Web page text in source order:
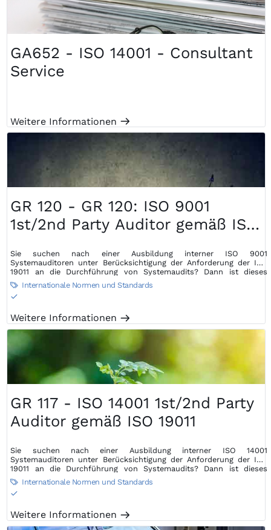
GA652 - ISO 14001 - Consultant
Service
Weitere Informationen m
GR 120 - GR 120: ISO 9001
1st/2nd Party Auditor gemäß ISO
Sie suchen nach einer Ausbildung interner ISO 9001
Systemauditoren unter Berücksichtigung der Anforderung der ISO
19011 an die Durchführung von Systemaudits? Dann ist dieses
Seminar die perfekte Wahl…
 Internationale Normen und Standards
S
Weitere Informationen m
GR 117 - ISO 14001 1st/2nd Party
Auditor gemäß ISO 19011
Sie suchen nach einer Ausbildung interner ISO 14001
Systemauditoren unter Berücksichtigung der Anforderung der ISO
19011 an die Durchführung von Systemaudits? Dann ist dieses
Seminar die perfekte Wahl…
 Internationale Normen und Standards
S
Weitere Informationen m